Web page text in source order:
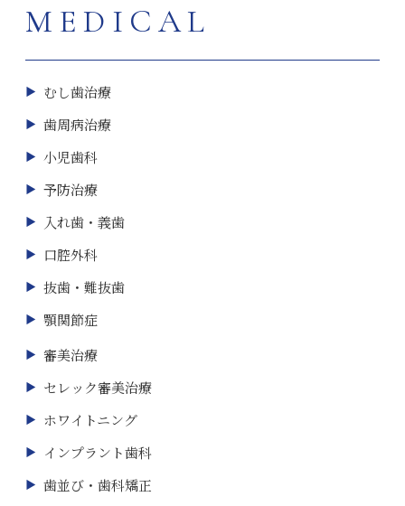
MEDICAL
むし歯治療
歯周病治療
小児歯科
予防治療
入れ歯・義歯
口腔外科
抜歯・難抜歯
顎関節症
審美治療
セレック審美治療
ホワイトニング
インプラント歯科
歯並び・歯科矯正